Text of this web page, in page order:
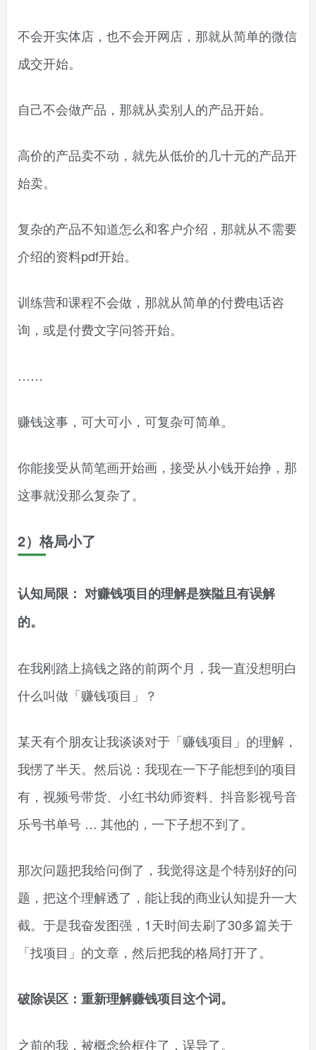
不会开实体店，也不会开网店，那就从简单的微信
成交开始。
自己不会做产品，那就从卖别人的产品开始。
高价的产品卖不动，就先从低价的几十元的产品开
始卖。
复杂的产品不知道怎么和客户介绍，那就从不需要
介绍的资料pdf开始。
训练营和课程不会做，那就从简单的付费电话咨
询，或是付费文字问答开始。
……
赚钱这事，可大可小，可复杂可简单。
你能接受从简笔画开始画，接受从小钱开始挣，那
这事就没那么复杂了。
2）格局小了
认知局限： 对赚钱项目的理解是狭隘且有误解
的。
在我刚踏上搞钱之路的前两个月，我一直没想明白
什么叫做「赚钱项目」？
某天有个朋友让我谈谈对于「赚钱项目」的理解，
我愣了半天。然后说：我现在一下子能想到的项目
有，视频号带货、小红书幼师资料、抖音影视号音
乐号书单号 … 其他的，一下子想不到了。
那次问题把我给问倒了，我觉得这是个特别好的问
题，把这个理解透了，能让我的商业认知提升一大
截。于是我奋发图强，1天时间去刷了30多篇关于
「找项目」的文章，然后把我的格局打开了。
破除误区：重新理解赚钱项目这个词。
之前的我，被概念给框住了，误导了。